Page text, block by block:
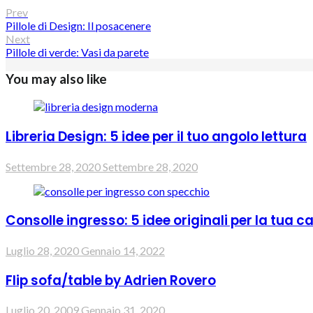
Prev
Pillole di Design: Il posacenere
Next
Pillole di verde: Vasi da parete
You may also like
Libreria Design: 5 idee per il tuo angolo lettura
Settembre 28, 2020 Settembre 28, 2020
Consolle ingresso: 5 idee originali per la tua
Luglio 28, 2020Gennaio 14, 2022
Flip sofa/table by Adrien Rovero
Luglio 20, 2009Gennaio 31, 2020